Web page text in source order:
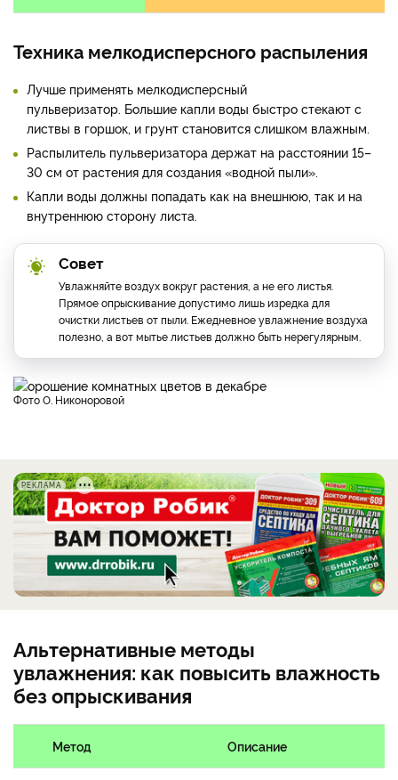
Техника мелкодисперсного распыления
Лучше применять мелкодисперсный
пульверизатор. Большие капли воды быстро стекают с
листвы в горшок, и грунт становится слишком влажным.
Распылитель пульверизатора держат на расстоянии 15–
30 см от растения для создания «водной пыли».
Капли воды должны попадать как на внешнюю, так и на
внутреннюю сторону листа.
Совет
Увлажняйте воздух вокруг растения, а не его листья.
Прямое опрыскивание допустимо лишь изредка для
очистки листьев от пыли. Ежедневное увлажнение воздуха
полезно, а вот мытье листьев должно быть нерегулярным.
фото О. Никоноровой
РЕКЛАМА
Альтернативные методы
увлажнения: как повысить влажность
без опрыскивания
Метод Описание